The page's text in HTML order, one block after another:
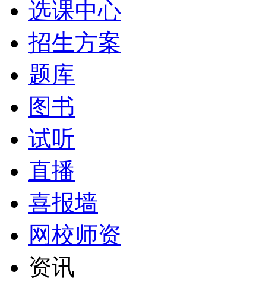
选课中心
招生方案
题库
图书
试听
直播
喜报墙
网校师资
资讯